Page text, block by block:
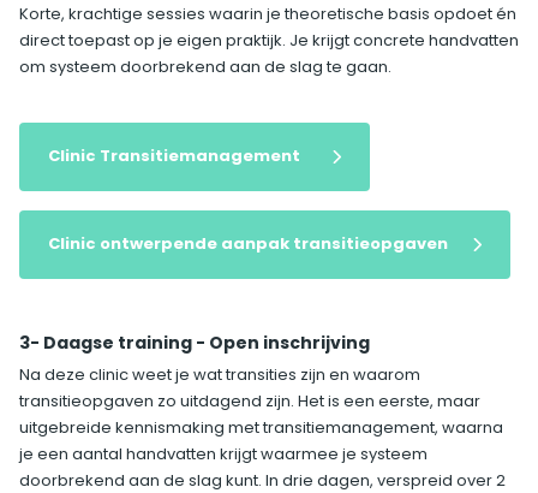
Korte, krachtige sessies waarin je theoretische basis opdoet én
direct toepast op je eigen praktijk. Je krijgt concrete handvatten
om systeem doorbrekend aan de slag te gaan.
Clinic Transitiemanagement
Clinic ontwerpende aanpak transitieopgaven
3- Daagse training - Open inschrijving
Na deze clinic weet je wat transities zijn en waarom
transitieopgaven zo uitdagend zijn. Het is een eerste, maar
uitgebreide kennismaking met transitiemanagement, waarna
je een aantal handvatten krijgt waarmee je systeem
doorbrekend aan de slag kunt. In drie dagen, verspreid over 2